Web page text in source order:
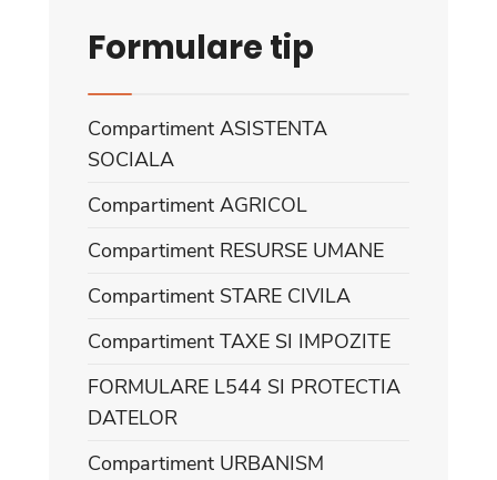
Formulare tip
Compartiment ASISTENTA
SOCIALA
Compartiment AGRICOL
Compartiment RESURSE UMANE
Compartiment STARE CIVILA
Compartiment TAXE SI IMPOZITE
FORMULARE L544 SI PROTECTIA
DATELOR
Compartiment URBANISM